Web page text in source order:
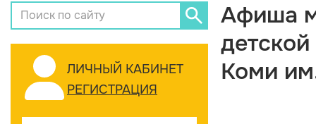
ЛИЧНЫЙ КАБИНЕТ
РЕГИСТРАЦИЯ
Афиша
Коми